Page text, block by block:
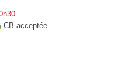
CB acceptée